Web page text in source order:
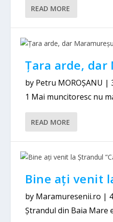
READ MORE
Țara arde,
by Petru MOROȘANU |
1 Mai muncitoresc nu
READ MORE
Bine ați venit
by Maramuresenii.ro |
Ștrandul din Baia Mare